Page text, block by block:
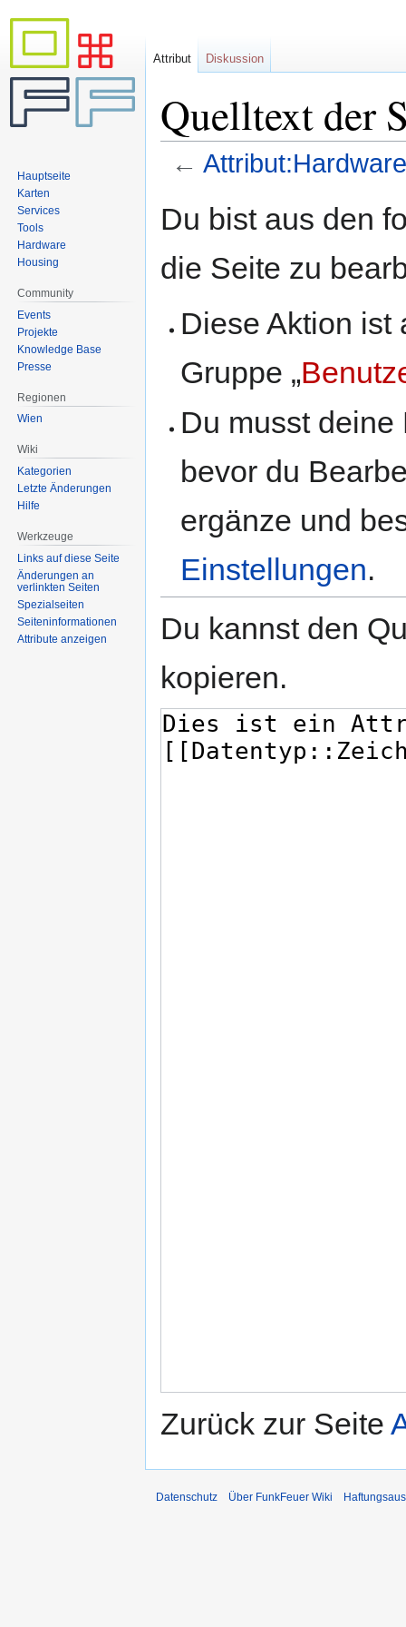
Quelltext der
←
Navigation
Suche
Du bist aus den
die Seite zu
Diese Aktion ist
Gruppe „
Du musst
bevor du
ergänze und
Einstellungen.
Du kannst den
kopieren.
Zurück zur Seite
Attribut Diskussion
Hauptseite
Karten
Services
Tools
Hardware
Housing
Community
Events
Projekte
Knowledge Base
Presse
Regionen
Wien
Wiki
Kategorien
Letzte Änderungen
Hilfe
Werkzeuge
Links auf diese Seite
Änderungen an
verlinkten Seiten
Spezialseiten
Seiten­informationen
Attribute anzeigen
Datenschutz Über FunkFeuer Wiki